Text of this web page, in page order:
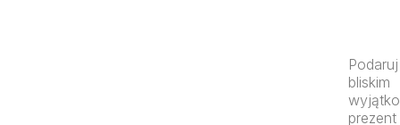
Podaruj
bliskim
prezent